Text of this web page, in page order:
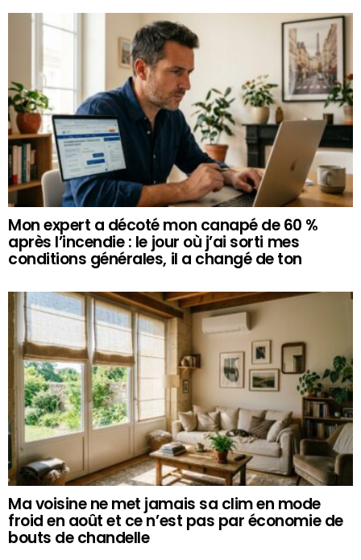
Mon expert a décoté mon canapé de 60 %
après l’incendie : le jour où j’ai sorti mes
conditions générales, il a changé de ton
Ma voisine ne met jamais sa clim en mode
froid en août et ce n’est pas par économie de
bouts de chandelle